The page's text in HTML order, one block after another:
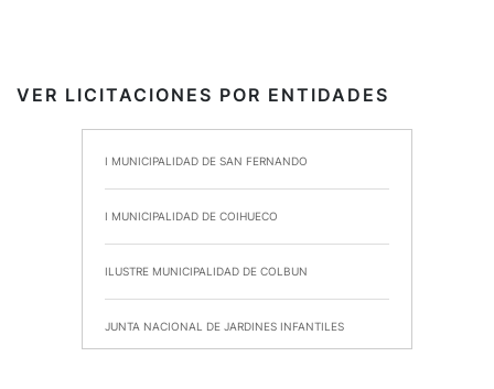
VER LICITACIONES POR ENTIDADES
I MUNICIPALIDAD DE SAN FERNANDO
I MUNICIPALIDAD DE COIHUECO
ILUSTRE MUNICIPALIDAD DE COLBUN
JUNTA NACIONAL DE JARDINES INFANTILES